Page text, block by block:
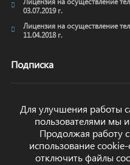
03.07.2019 г.
Лицензия на осуществление
11.04.2018 г.
Подписка
Для улучшения работы
пользователями мы
Продолжая работу
использование
отключить файлы